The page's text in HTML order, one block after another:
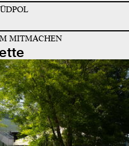
MITMACHEN